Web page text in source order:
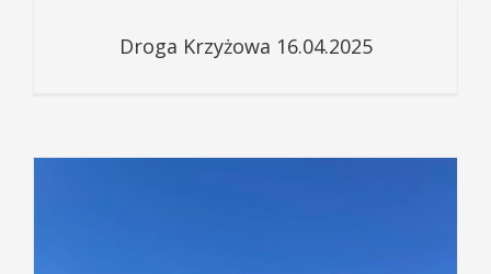
Droga Krzyżowa 16.04.2025